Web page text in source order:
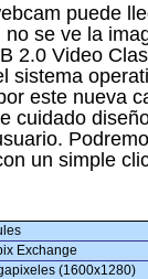
puede
se ve la
2.0 Video
sistema
este nueva
cuidado
un simple
Exchange
(1600x1280)